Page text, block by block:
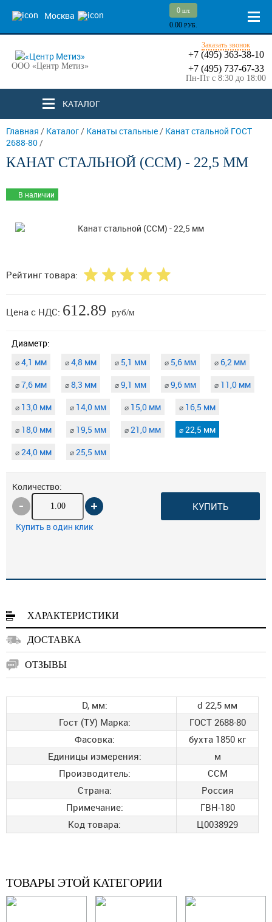
Москва 0 шт.
0.00 РУБ.
ООО «Центр Метиз»
Заказать звонок
+7 (495) 363-38-10
+7 (495) 737-67-33
Пн-Пт с 8:30 до 18:00
КАТАЛОГ
Главная / Каталог/ Канаты стальные/ Канат стальной ГОСТ
2688-80/
КАНАТ СТАЛЬНОЙ (ССМ) - 22,5 ММ
В наличии
Рейтинг товара:
Цена с НДС: 612.89 руб/м
Диаметр:
⌀4,1 мм ⌀4,8 мм ⌀ 5,1 мм ⌀ 5,6 мм ⌀ 6,2 мм
⌀7,6 мм ⌀8,3 мм ⌀9,1 мм ⌀9,6 мм ⌀ 11,0 мм
⌀ 13,0 мм ⌀ 14,0 мм ⌀ 15,0 мм ⌀ 16,5 мм
⌀ 18,0 мм ⌀ 19,5 мм ⌀21,0 мм ⌀22,5 мм
⌀24,0 мм ⌀25,5 мм
Количество:
КУПИТЬ
Купить в один клик
ХАРАКТЕРИСТИКИ
ДОСТАВКА
ОТЗЫВЫ
D, мм:
d 22,5 мм
Гост (ТУ) Марка:
ГОСТ 2688-80
Фасовка:
бухта 1850 кг
Единицы измерения:
м
Производитель:
ССМ
Страна:
Россия
Примечание:
ГВН-180
Код товара:
Ц0038929
ТОВАРЫ ЭТОЙ КАТЕГОРИИ